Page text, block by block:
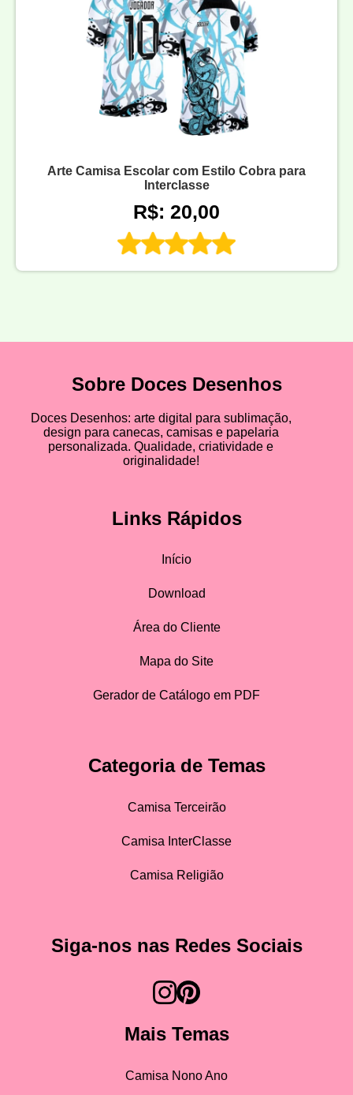
Arte Camisa Escolar com Estilo Cobra para
Interclasse
R$: 20,00
Sobre Doces Desenhos
Doces Desenhos: arte digital para sublimação,
design para canecas, camisas e papelaria
personalizada. Qualidade, criatividade e
originalidade!
Links Rápidos
Início
Download
Área do Cliente
Mapa do Site
Gerador de Catálogo em PDF
Categoria de Temas
Camisa Terceirão
Camisa InterClasse
Camisa Religião
Siga-nos nas Redes Sociais
Mais Temas
Camisa Nono Ano